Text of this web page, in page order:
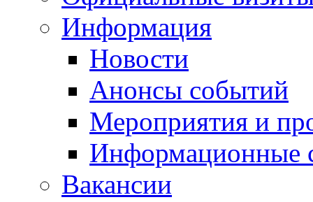
Информация
Новости
Анонсы событий
Мероприятия и
Информационные
Вакансии